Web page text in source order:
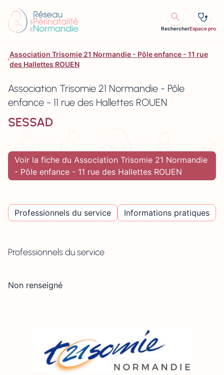
RechercherEspace pro
Association Trisomie 21 Normandie - Pôle enfance - 11 rue
des Hallettes ROUEN
Association Trisomie 21 Normandie - Pôle
enfance - 11 rue des Hallettes ROUEN
SESSAD
Voir la fiche du Association Trisomie 21 Normandie
- Pôle enfance - 11 rue des Hallettes ROUEN
Professionnels du service Informations pratiques
Professionnels du service
Non renseigné